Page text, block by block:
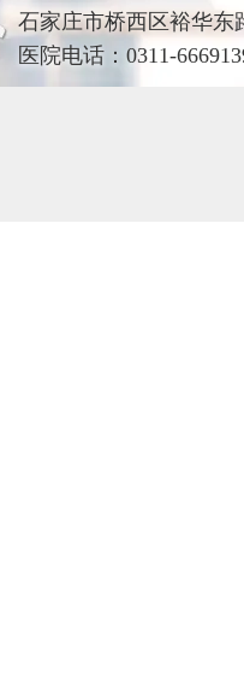
石家庄市桥西区裕华东
医院电话：0311-